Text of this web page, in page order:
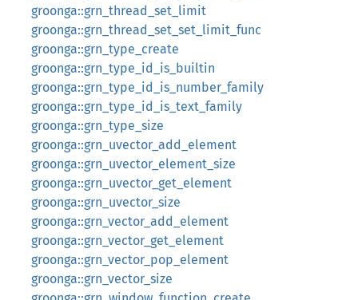
groonga::grn_thread_set_limit
groonga::grn_thread_set_set_limit_func
groonga::grn_type_create
groonga::grn_type_id_is_builtin
groonga::grn_type_id_is_number_family
groonga::grn_type_id_is_text_family
groonga::grn_type_size
groonga::grn_uvector_add_element
groonga::grn_uvector_element_size
groonga::grn_uvector_get_element
groonga::grn_uvector_size
groonga::grn_vector_add_element
groonga::grn_vector_get_element
groonga::grn_vector_pop_element
groonga::grn_vector_size